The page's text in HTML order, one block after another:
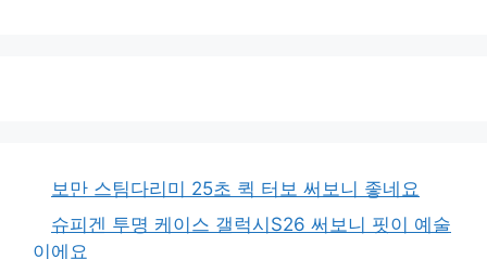
보만 스팀다리미 25초 퀵 터보 써보니 좋네요
슈피겐 투명 케이스 갤럭시S26 써보니 핏이 예술
이에요